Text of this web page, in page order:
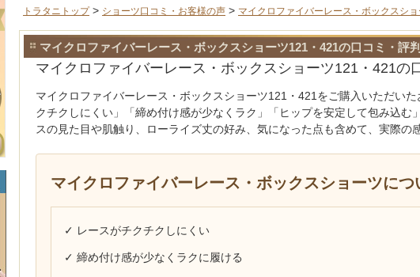
トラタニトップ> ショーツ口コミ・お客様の声 > マイクロファイバーレース・ボックスシ
マイクロファイバーレース・ボックスショーツ121・421の口コミ・評
マイクロファイバーレース・ボックスショーツ121・421の
マイクロファイバーレース・ボックスショーツ121・421をご購入いただい
クチクしにくい」「締め付け感が少なくラク」「ヒップを安定して包み込む
スの見た目や肌触り、ローライズ丈の好み、気になった点も含めて、実際の
マイクロファイバーレース・ボックスショーツに
✓ レースがチクチクしにくい
✓ 締め付け感が少なくラクに履ける